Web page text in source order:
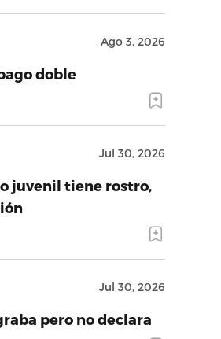
Ago 3, 2026
doble
Jul 30, 2026
juvenil tiene rostro,
Jul 30, 2026
pero no declara